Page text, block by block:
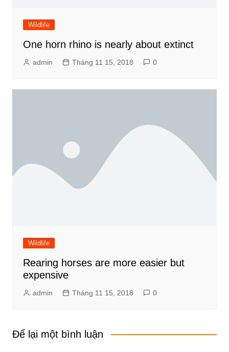
Wildlife
One horn rhino is nearly about extinct
admin Tháng 11 15, 2018 0
Wildlife
Rearing horses are more easier but
expensive
admin Tháng 11 15, 2018 0
Để lại một bình luận